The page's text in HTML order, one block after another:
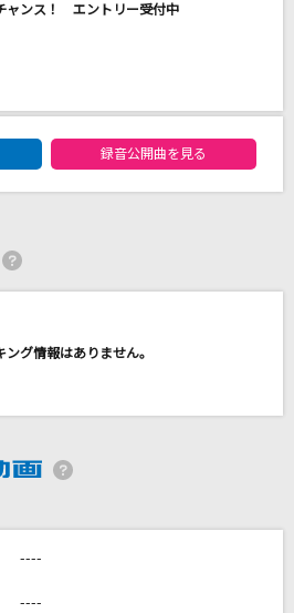
もっと見る
最新情報をチェック！
員登録・ログインして
をもっと楽しもう！
ャンス！ エントリー受付中
カルエントリーランキング
録音公開曲を見る
----
----